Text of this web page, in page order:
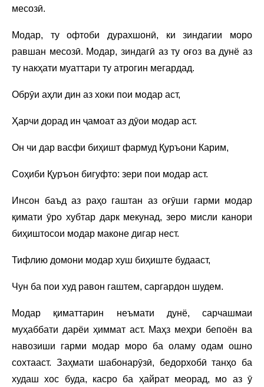
месозӣ.
Модар, ту офтоби дурахшонӣ, ки зиндагии моро
равшан месозӣ. Модар, зиндагӣ аз ту оғоз ва дунё аз
ту накҳати муаттари ту атрогин мегардад.
Обрӯи аҳли дин аз хоки пои модар аст,
Ҳарчи дорад ин ҷамоат аз дӯои модар аст.
Он чи дар васфи биҳишт фармуд Қуръони Карим,
Соҳиби Қуръон бигуфто: зери пои модар аст.
Инсон баъд аз раҳо гаштан аз оғӯши гарми модар
қимати ӯро хубтар дарк мекунад, зеро мисли канори
биҳиштосои модар маконе дигар нест.
Тифлию домони модар хуш биҳиште будааст,
Чун ба пои худ равон гаштем, саргардон шудем.
Модар қиматтарин неъмати дунё, сарчашмаи
муҳаббати дарёи ҳиммат аст. Маҳз меҳри бепоён ва
навозиши гарми модар моро ба оламу одам ошно
сохтааст. Заҳмати шабонарӯзӣ, бедорхобӣ танҳо ба
худаш хос буда, касро ба ҳайрат меорад, мо аз ӯ